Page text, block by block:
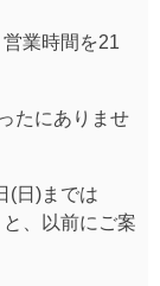
業時間を21
たにありませ
(日)までは
と、以前にご案